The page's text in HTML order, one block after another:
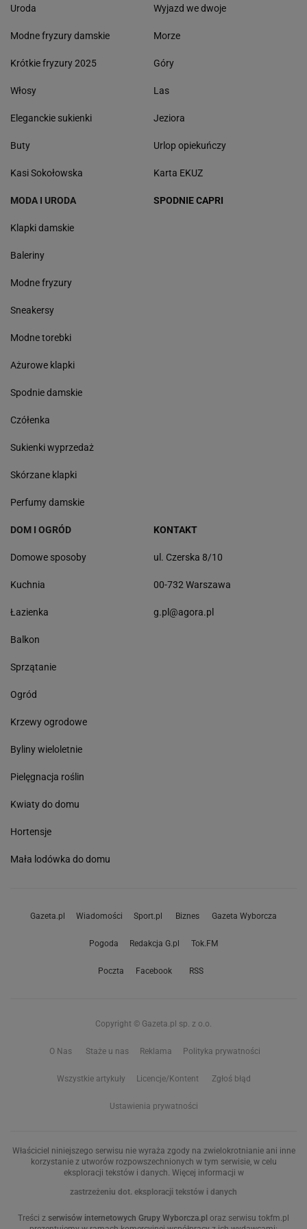
Uroda
Modne fryzury damskie
Krótkie fryzury 2025
Włosy
Eleganckie sukienki
Buty
Kasi Sokołowska
Wyjazd we dwoje
Morze
Góry
Las
Jeziora
Urlop opiekuńczy
Karta EKUZ
MODA I URODA
Klapki damskie
Baleriny
Modne fryzury
Sneakersy
Modne torebki
Ażurowe klapki
Spodnie damskie
Czółenka
Sukienki wyprzedaż
Skórzane klapki
Perfumy damskie
SPODNIE CAPRI
DOM I OGRÓD
Domowe sposoby
Kuchnia
Łazienka
Balkon
Sprzątanie
Ogród
Krzewy ogrodowe
Byliny wieloletnie
Pielęgnacja roślin
Kwiaty do domu
Hortensje
Mała lodówka do domu
KONTAKT
ul. Czerska 8/10
00-732 Warszawa
g.pl@agora.pl
Gazeta.pl Wiadomości Sport.pl Biznes Gazeta Wyborcza
Pogoda Redakcja G.pl Tok.FM
Poczta Facebook RSS
Copyright © Gazeta.pl sp. z o.o.
O Nas Staże u nas Reklama Polityka prywatności
Wszystkie artykuły Licencje/Kontent Zgłoś błąd
Ustawienia prywatności
Właściciel niniejszego serwisu nie wyraża zgody na zwielokrotnianie ani inne
korzystanie z utworów rozpowszechnionych w tym serwisie, w celu
eksploracji tekstów i danych. Więcej informacji w
zastrzeżeniu dot. eksploracji tekstów i danych
Treści z serwisów internetowych Grupy Wyborcza.pl oraz serwisu tokfm.pl